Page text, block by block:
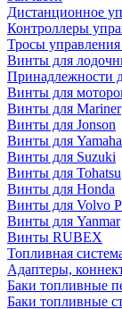
Дистанционное
Контроллеры
Тросы управления
Винты для
Принадлежности
Винты для
Винты для Mariner
Винты для Jonson
Винты для Yamaha
Винты для Suzuki
Винты для Tohatsu
Винты для Honda
Винты для Volvo
Винты для Yanmar
Винты RUBEX
Топливная
Адаптеры,
Баки топливные
Баки топливные